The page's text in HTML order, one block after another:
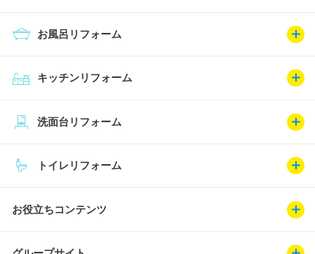
キッチンリフォーム
お風呂リフォーム
トイレリフォーム
洗面台リフォーム
お役立ちコンテンツ